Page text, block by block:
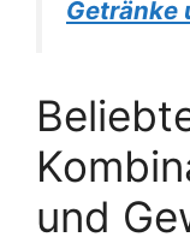
Getränke
und